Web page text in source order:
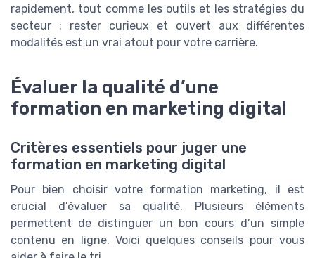
rapidement, tout comme les outils et les stratégies du
secteur : rester curieux et ouvert aux différentes
modalités est un vrai atout pour votre carrière.
Évaluer la qualité d’une
formation en marketing digital
Critères essentiels pour juger une
formation en marketing digital
Pour bien choisir votre formation marketing, il est
crucial d’évaluer sa qualité. Plusieurs éléments
permettent de distinguer un bon cours d’un simple
contenu en ligne. Voici quelques conseils pour vous